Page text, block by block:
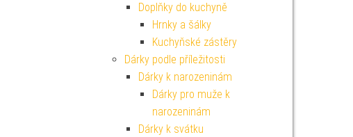
Doplňky do kuchyně
Hrnky a šálky
Kuchyňské zástěry
Dárky podle příležitosti
Dárky k narozeninám
Dárky pro muže k
narozeninám
Dárky k svátku